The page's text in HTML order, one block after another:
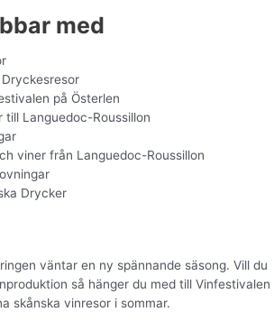
med
på Österlen
till Languedoc-Roussillon
viner från Languedoc-Roussillon
Drycker
väntar en ny spännande säsong. Vill du
så hänger du med till Vinfestivalen
skånska vinresor i sommar.